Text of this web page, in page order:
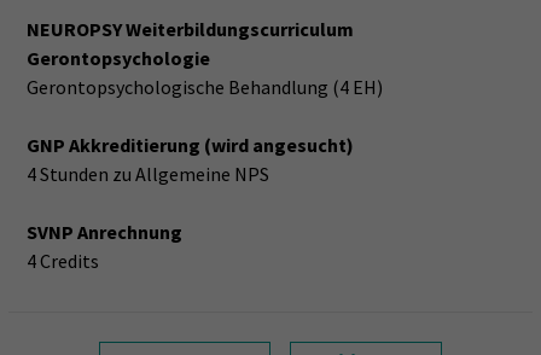
NEUROPSY Weiterbildungscurriculum
Gerontopsychologie
Gerontopsychologische Behandlung (4 EH)
GNP Akkreditierung (wird angesucht)
4 Stunden zu Allgemeine NPS
SVNP Anrechnung
4 Credits